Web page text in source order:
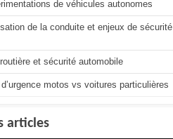
de véhicules autonomes
de la conduite et enjeux de sécurité
et sécurité automobile
d’urgence motos vs voitures particulières
articles